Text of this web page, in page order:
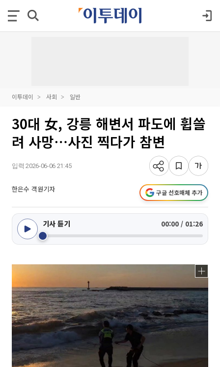
이투데이 사회 일반
30대 女, 강릉 해변서 파도에 휩쓸
려 사망⋯사진 찍다가 참변
입력 2026-06-06 21:45
한은수 객원기자 구글 선호매체 추가
기사 듣기 00:00 / 01:26